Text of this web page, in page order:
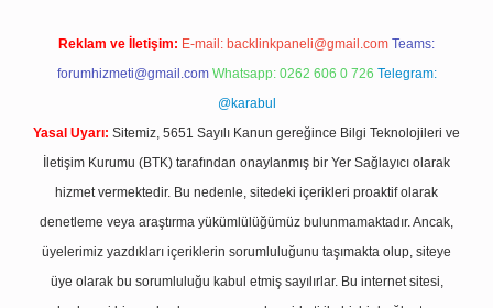
Reklam ve İletişim: E-mail: backlinkpaneli@gmail.com Teams:
forumhizmeti@gmail.com Whatsapp: 0262 606 0 726 Telegram:
@karabul
Yasal Uyarı: Sitemiz, 5651 Sayılı Kanun gereğince Bilgi Teknolojileri ve
İletişim Kurumu (BTK) tarafından onaylanmış bir Yer Sağlayıcı olarak
hizmet vermektedir. Bu nedenle, sitedeki içerikleri proaktif olarak
denetleme veya araştırma yükümlülüğümüz bulunmamaktadır. Ancak,
üyelerimiz yazdıkları içeriklerin sorumluluğunu taşımakta olup, siteye
üye olarak bu sorumluluğu kabul etmiş sayılırlar. Bu internet sitesi,